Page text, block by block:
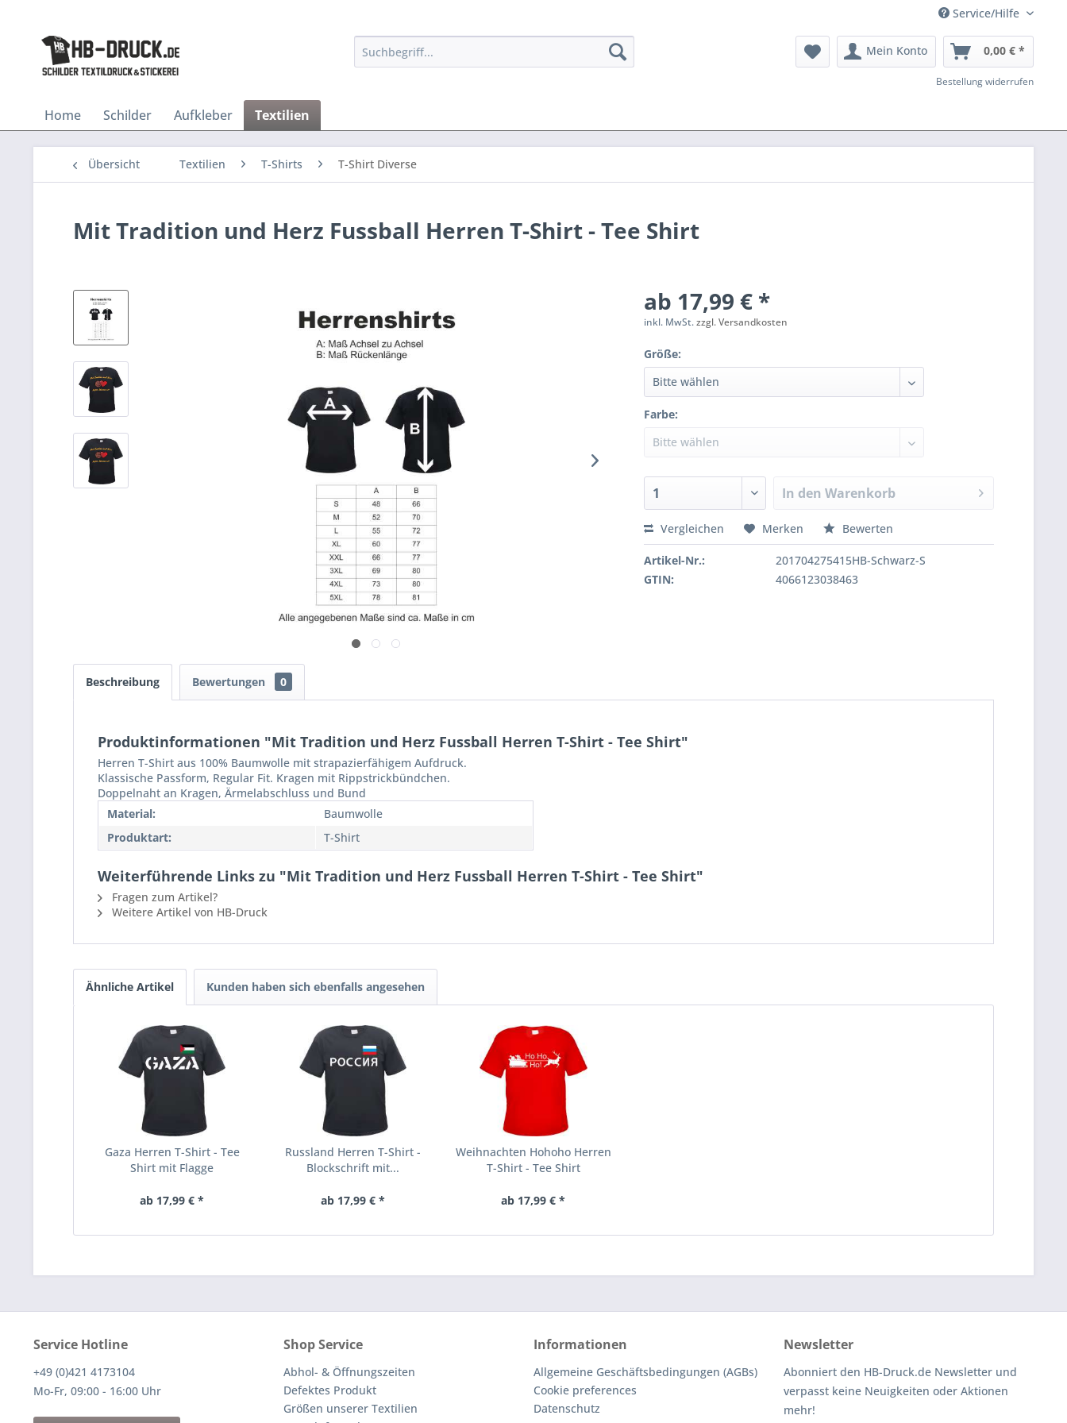
Service/Hilfe
Mein Konto 0,00 € *
Bestellung widerrufen
Home Schilder Aufkleber Textilien
Übersicht Textilien T-Shirts T-Shirt Diverse
Mit Tradition und Herz Fussball Herren T-Shirt - Tee Shirt
ab 17,99 € *
inkl. MwSt.zzgl. Versandkosten
Größe:
Farbe:
In den Warenkorb
Vergleichen Merken Bewerten
Artikel-Nr.:
201704275415HB-Schwarz-S
GTIN:
4066123038463
Beschreibung Bewertungen 0
Produktinformationen "Mit Tradition und Herz Fussball Herren T-Shirt - Tee Shirt"
Herren T-Shirt aus 100% Baumwolle mit strapazierfähigem Aufdruck.
Klassische Passform, Regular Fit. Kragen mit Rippstrickbündchen.
Doppelnaht an Kragen, Ärmelabschluss und Bund
Material:
Baumwolle
Produktart:
T-Shirt
Weiterführende Links zu "Mit Tradition und Herz Fussball Herren T-Shirt - Tee Shirt"
Fragen zum Artikel?
Weitere Artikel von HB-Druck
Ähnliche Artikel Kunden haben sich ebenfalls angesehen
Gaza Herren T-Shirt - Tee
Shirt mit Flagge
ab 17,99 € *
Russland Herren T-Shirt -
Blockschrift mit...
ab 17,99 € *
Weihnachten Hohoho Herren
T-Shirt - Tee Shirt
ab 17,99 € *
Service Hotline
+49 (0)421 4173104
Mo-Fr, 09:00 - 16:00 Uhr
Shop Service
Abhol- & Öffnungszeiten
Defektes Produkt
Größen unserer Textilien
Informationen
Allgemeine Geschäftsbedingungen (AGBs)
Cookie preferences
Datenschutz
Newsletter
Abonniert den HB-Druck.de Newsletter und
verpasst keine Neuigkeiten oder Aktionen
mehr!